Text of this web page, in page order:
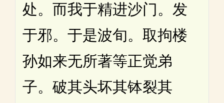
处。而我于精进沙门。发
于邪。于是波旬。取拘楼
孙如来无所著等正觉弟
子。破其头坏其钵裂其